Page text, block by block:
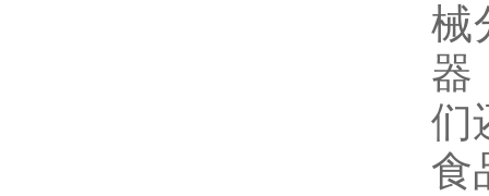
械
器
们
食